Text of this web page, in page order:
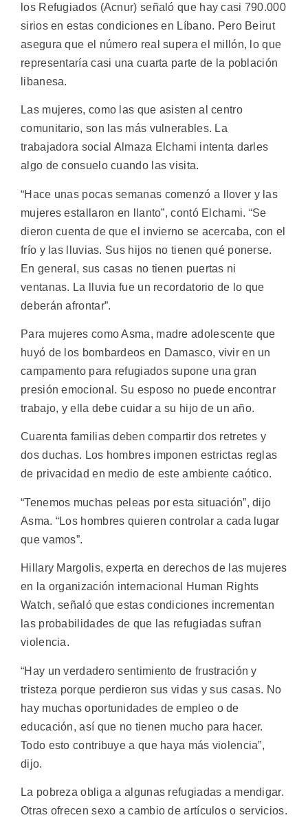
los Refugiados (Acnur) señaló que hay casi 790.000
sirios en estas condiciones en Líbano. Pero Beirut
asegura que el número real supera el millón, lo que
representaría casi una cuarta parte de la población
libanesa.
Las mujeres, como las que asisten al centro
comunitario, son las más vulnerables. La
trabajadora social Almaza Elchami intenta darles
algo de consuelo cuando las visita.
“Hace unas pocas semanas comenzó a llover y las
mujeres estallaron en llanto”, contó Elchami. “Se
dieron cuenta de que el invierno se acercaba, con el
frío y las lluvias. Sus hijos no tienen qué ponerse.
En general, sus casas no tienen puertas ni
ventanas. La lluvia fue un recordatorio de lo que
deberán afrontar”.
Para mujeres como Asma, madre adolescente que
huyó de los bombardeos en Damasco, vivir en un
campamento para refugiados supone una gran
presión emocional. Su esposo no puede encontrar
trabajo, y ella debe cuidar a su hijo de un año.
Cuarenta familias deben compartir dos retretes y
dos duchas. Los hombres imponen estrictas reglas
de privacidad en medio de este ambiente caótico.
“Tenemos muchas peleas por esta situación”, dijo
Asma. “Los hombres quieren controlar a cada lugar
que vamos”.
Hillary Margolis, experta en derechos de las mujeres
en la organización internacional Human Rights
Watch, señaló que estas condiciones incrementan
las probabilidades de que las refugiadas sufran
violencia.
“Hay un verdadero sentimiento de frustración y
tristeza porque perdieron sus vidas y sus casas. No
hay muchas oportunidades de empleo o de
educación, así que no tienen mucho para hacer.
Todo esto contribuye a que haya más violencia”,
dijo.
La pobreza obliga a algunas refugiadas a mendigar.
Otras ofrecen sexo a cambio de artículos o servicios.